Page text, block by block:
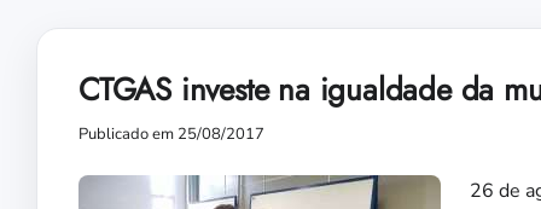
CTGAS investe na igualdade da
Publicado em 25/08/2017
26 de